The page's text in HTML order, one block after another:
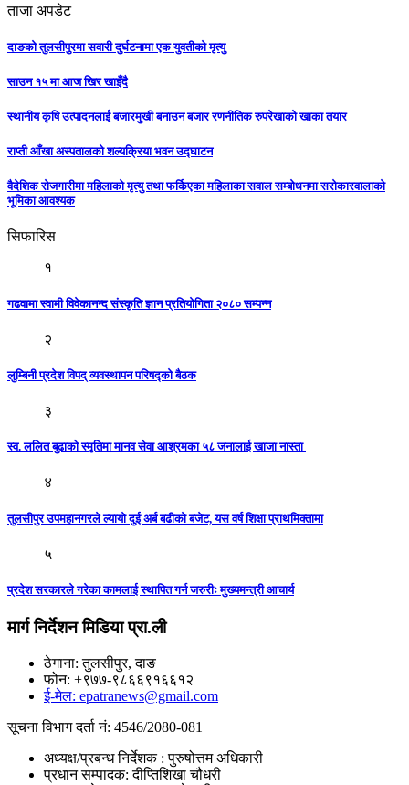
ताजा अपडेट
दाङको तुलसीपुरमा सवारी दुर्घटनामा एक युवतीको मृत्यु
साउन १५ मा आज खिर खाइँदै
स्थानीय कृषि उत्पादनलाई बजारमुखी बनाउन बजार रणनीतिक रुपरेखाको खाका तयार
राप्ती आँखा अस्पतालको शल्यक्रिया भवन उद्घाटन
वैदेशिक रोजगारीमा महिलाको मृत्यु तथा फर्किएका महिलाका सवाल सम्बोधनमा सरोकारवालाको
भूमिका आवश्यक
सिफारिस
१
गढवामा स्वामी विवेकानन्द संस्कृति ज्ञान प्रतियोगिता २०८० सम्पन्न
२
लुम्बिनी प्रदेश विपद् व्यवस्थापन परिषद्को बैठक
३
स्व. ललित बुढाकाे स्मृतिमा मानव सेवा आश्रमका ५८ जनालाई खाजा नास्ता
४
तुलसीपुर उपमहानगरले ल्यायो दुई अर्ब बढीको बजेट, यस वर्ष शिक्षा प्राथमिक्तामा
५
प्रदेश सरकारले गरेका कामलाई स्थापित गर्न जरुरीः मुख्यमन्त्री आचार्य
मार्ग निर्देशन मिडिया प्रा.ली
ठेगाना: तुलसीपुर, दाङ
फोन: +९७७-९८६६९१६६१२
ई-मेल: epatranews@gmail.com
सूचना विभाग दर्ता नं: 4546/2080-081
अध्यक्ष/प्रबन्ध निर्देशक : पुरुषोत्तम अधिकारी
प्रधान सम्पादक: दीप्तिशिखा चौधरी